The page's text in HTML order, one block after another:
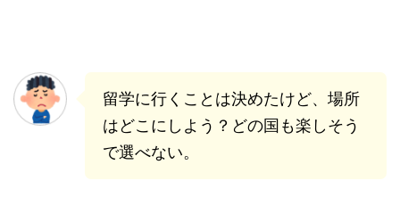
留学に行くことは決めたけど、場所
はどこにしよう？どの国も楽しそう
で選べない。